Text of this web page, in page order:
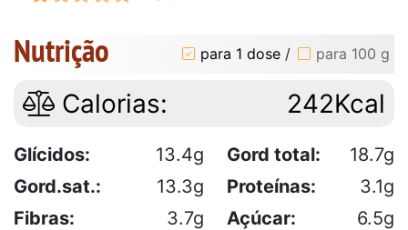
Nutrição para 1 dose / para 100 g
Calorias: 242Kcal
Glícidos: 13.4g Gord total:
18.7g
Gord.sat.:
13.3g Proteínas:
3.1g
Fibras:
3.7g Açúcar:
6.5g